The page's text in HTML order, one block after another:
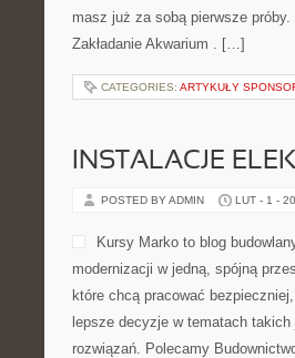
masz już za sobą pierwsze
Zakładanie Akwarium . […]
CATEGORIES: ARTYKUŁY
INSTALACJE
POSTED BY ADMIN LUT - 1 -
Kursy Marko to blog
modernizacji w jedną, spójną
które chcą pracować
lepsze decyzje w tematach
rozwiązań. Polecamy